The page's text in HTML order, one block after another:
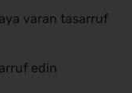
varan tasarruf
edin